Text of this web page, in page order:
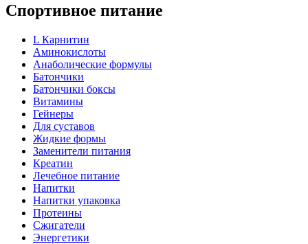
Спортивное питание
L Карнитин
Аминокислоты
Анаболические формулы
Батончики
Батончики боксы
Витамины
Гейнеры
Для суставов
Жидкие формы
Заменители питания
Креатин
Лечебное питание
Напитки
Напитки упаковка
Протеины
Сжигатели
Энергетики